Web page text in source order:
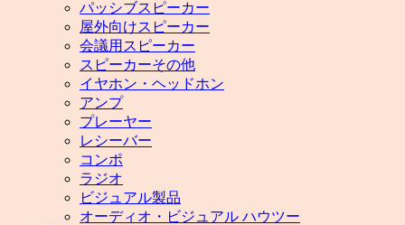
パッシブスピーカー
屋外向けスピーカー
会議用スピーカー
スピーカーその他
イヤホン・ヘッドホン
アンプ
プレーヤー
レシーバー
コンポ
ラジオ
ビジュアル製品
オーディオ・ビジュアル ハウツー